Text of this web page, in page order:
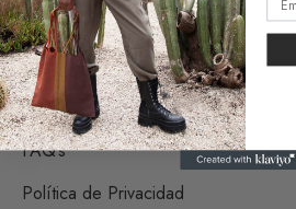
Nosotros
Contacto
AYUDA
FAQ’s
Política de Privacidad